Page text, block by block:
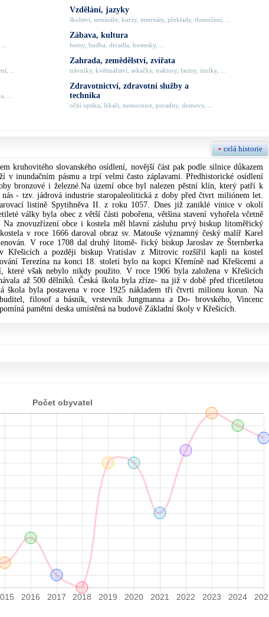
...
...
Vzdělání, jazyky
školství, semináře, kurzy, internáty, překlady, tlumočení, ...
Zábava, kultura
herny, hudba, divadla, hostesky, ...
Zahrada, zemědělství, zvířata
trávníky, květinářství, sekačky, traktory, farmy, útulky, ...
Zdravotnictví, zdravotní služby a
technika
oční optika, lékaři, nemocnice, poradny, domovy, ...
celá historie
kruhovitého slovanského osídlení, novější část pak podle silnice důkazem
v inundačním pásmu a trpí velmi často záplavami. Předhistorické osídlení
bronzové i železné.Na území obce byl nalezen pěstní klín, který patří k
- tzv. jádrová industrie staropaleolitická z doby před čtvrt miliónem let.
listině Spytihněva II. z roku 1057. Dnes již zaniklé vinice v okolí
války byla obec z větší části pobořena, většina stavení vyhořela včetně
znovuzřízení obce i kostela měl hlavní zásluhu prvý biskup litoměřický
v roce 1666 daroval obraz sv. Matouše významný český malíř Karel
V roce 1708 dal druhý litomě- řický biskup Jaroslav ze Šternberka
Křešicích a později biskup Vratislav z Mitrovic rozšířil kapli na kostel
Terezína na konci 18. století bylo na kopci Křemíně nad Křešicemi a
které však nebylo nikdy použito. V roce 1906 byla založena v Křešicích
až 500 dělníků. Česká škola byla zříze- na již v době před třicetiletou
škola byla postavena v roce 1925 nákladem tři čtvrti milionu korun. Na
filosof a básník, vrstevník Jungmanna a Do- brovského, Vincenc
pamětní deska umístěná na budově Základní školy v Křešicích.